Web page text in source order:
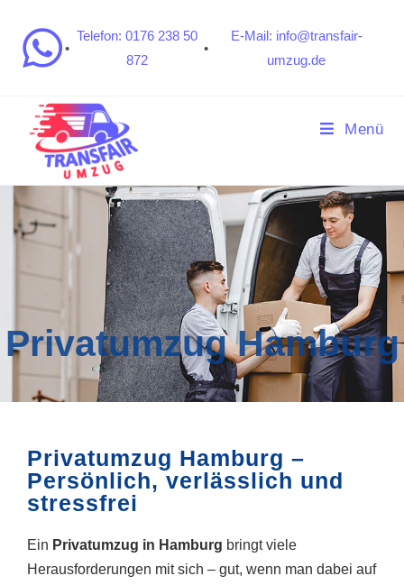
•
Telefon: 0176 238 50
872
•
E-Mail: info@transfair-
umzug.de
Menü
Privatumzug Hamburg
Privatumzug Hamburg –
Persönlich, verlässlich und
stressfrei
Ein Privatumzug in Hamburg bringt viele
Herausforderungen mit sich – gut, wenn man dabei auf